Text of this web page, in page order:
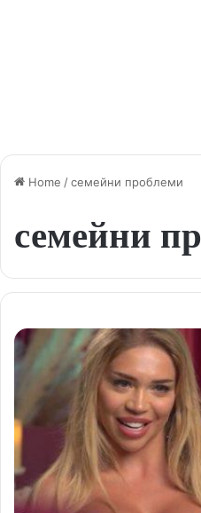
Home /семейни проблеми
семейни